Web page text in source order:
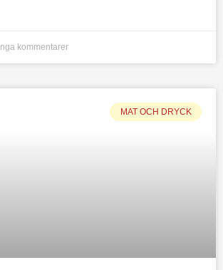
Inga kommentarer
MAT OCH DRYCK